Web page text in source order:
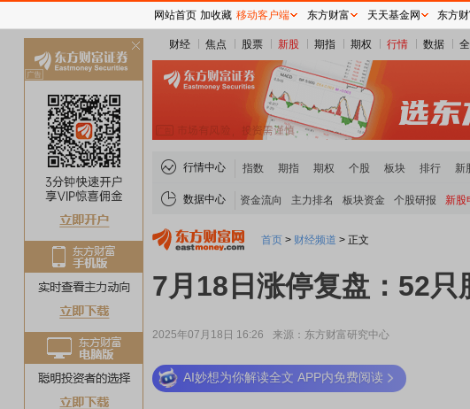
财经 焦点 股票 新股 期指 期权 行情 数据
行情中心 指数 期指 期权 个股 板块 排行 新
数据中心 资金流向 主力排名 板块资金 个股研报 新股
首页 > 财经频道 > 正文
7月18日涨停复盘：52只
2025年07月18日 16:26 来源：东方财富研究中心
AI妙想为你解读全文 APP内免费阅读
稀土板块领涨 元件板块走强
网站首页 加收藏 移动客户端 东方财富 天天基金网 东方
关